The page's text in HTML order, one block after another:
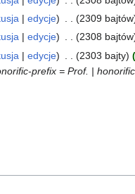
edycje 2309 bajtów
edycje 2308 bajtów
edycje 2303 bajty
prefix = Prof. |